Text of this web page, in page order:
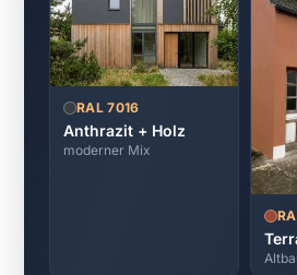
RAL 7016
Anthrazit + Holz
moderner Mix